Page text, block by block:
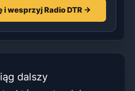
i wesprzyj Radio DTR →
dalszy